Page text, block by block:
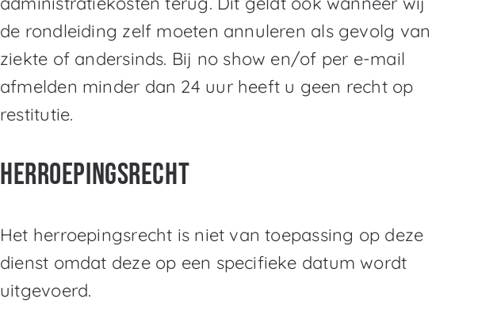
de rondleiding zelf moeten annuleren als gevolg van
ziekte of andersinds. Bij no show en/of per e-mail
afmelden minder dan 24 uur heeft u geen recht op
restitutie.
Herroepingsrecht
Het herroepingsrecht is niet van toepassing op deze
dienst omdat deze op een specifieke datum wordt
uitgevoerd.